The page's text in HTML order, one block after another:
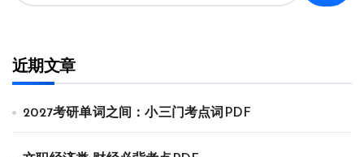
近期文章
2027考研单词之间：小三门考点词PDF